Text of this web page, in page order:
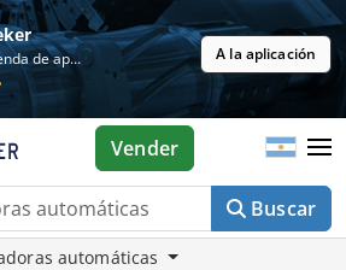
Gratis en la tienda de aplicaciones A la aplicación
Buscar
Vender
automáticas